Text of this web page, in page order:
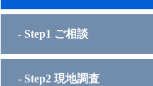
- Step1 ご相談
- Step2 現地調査